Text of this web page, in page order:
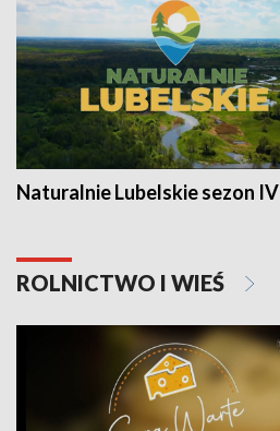
Naturalnie Lubelskie sezon IV
ROLNICTWO I WIEŚ